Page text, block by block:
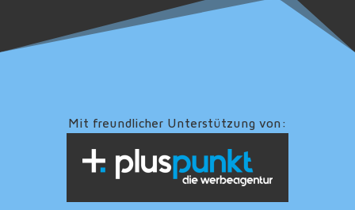
Mit freundlicher Unterstützung von: